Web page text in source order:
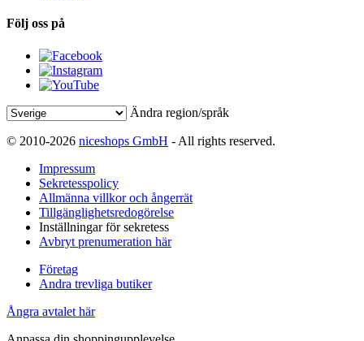
Följ oss på
Ändra region/språk
© 2010-2026 niceshops GmbH - All rights reserved.
Impressum
Sekretesspolicy
Allmänna villkor och ångerrät
Tillgänglighetsredogörelse
Inställningar för sekretess
Avbryt prenumeration här
Företag
Andra trevliga butiker
Ångra avtalet här